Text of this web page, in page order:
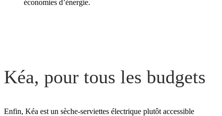
économies d’énergie.
Kéa, pour tous les budgets
Enfin, Kéa est un sèche-serviettes électrique plutôt accessible